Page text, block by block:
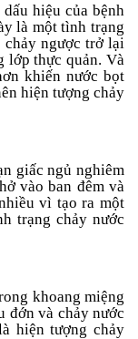
hiệu của bệnh
là một tình trạng
ngược trở lại
lớp thực quản. Và
khiến nước bọt
hiện tượng chảy
giấc ngủ nghiêm
vào ban đêm và
vì tạo ra một
trạng chảy nước
khoang miệng
đớn và chảy nước
hiện tượng chảy